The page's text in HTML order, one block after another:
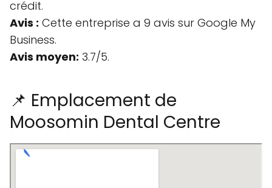
crédit.
Avis : Cette entreprise a 9 avis sur Google My
Business.
Avis moyen: 3.7/5.
📌 Emplacement de
Moosomin Dental Centre